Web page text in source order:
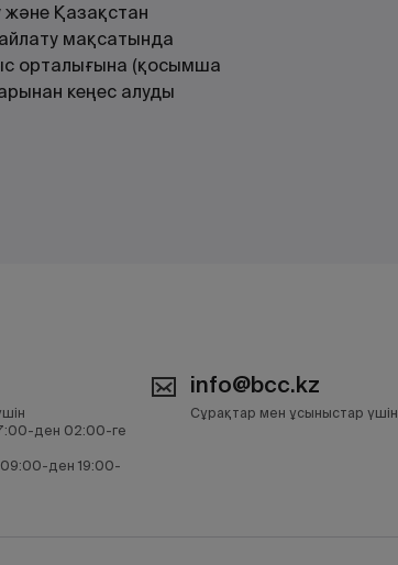
және Қазақстан
мақсатында
орталығына (қосымша
кеңес алуды
ден 02:00-ге
ден 19:00-
info@bcc.kz
Сұрақтар мен ұсыныстар үшін